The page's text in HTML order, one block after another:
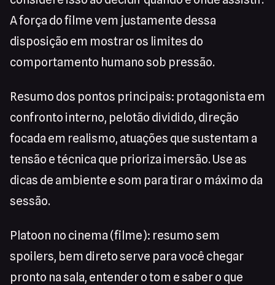
A força do filme vem justamente dessa
disposição em mostrar os limites do
comportamento humano sob pressão.
Resumo dos pontos principais: protagonista em
confronto interno, pelotão dividido, direção
focada em realismo, atuações que sustentam a
tensão e técnica que prioriza imersão. Use as
dicas de ambiente e som para tirar o máximo da
sessão.
Platoon no cinema (filme): resumo sem
spoilers, bem direto serve para você chegar
pronto na sala, entender o tom e saber o que